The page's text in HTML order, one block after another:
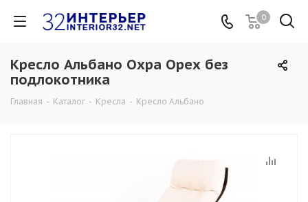
0
Кресло Альбано Охра Орех без
подлокотника
Главная - Каталог - Кресла - Кресло Альбано